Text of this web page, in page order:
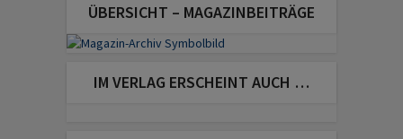
ÜBERSICHT – MAGAZINBEITRÄGE
IM VERLAG ERSCHEINT AUCH …